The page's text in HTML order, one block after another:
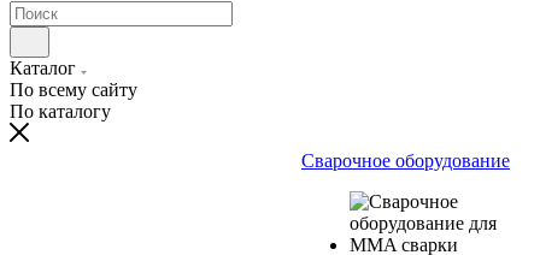
Каталог
По всему сайту
По каталогу
Сварочное оборудование